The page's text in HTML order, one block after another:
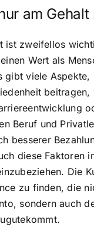
am Gehalt
ist zweifellos
Wert als
gibt viele Aspekte,
beitragen,
Beruf und
besserer
diese Faktoren
Die
zu finden, die
sondern auch